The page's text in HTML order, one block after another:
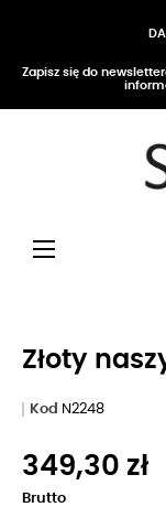
Zapisz się do
Przełącz
☰
Złoty
Kod N2248
349,30 zł
Brutto